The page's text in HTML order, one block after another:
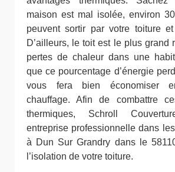
maison est mal isolée, environ
peuvent sortir par votre toiture
D’ailleurs, le toit est le plus grand
pertes de chaleur dans une
que ce pourcentage d’énergie
vous fera bien économiser
chauffage. Afin de combattre
thermiques, Schroll
entreprise professionnelle dans
à Dun Sur Grandry dans le
l’isolation de votre toiture.